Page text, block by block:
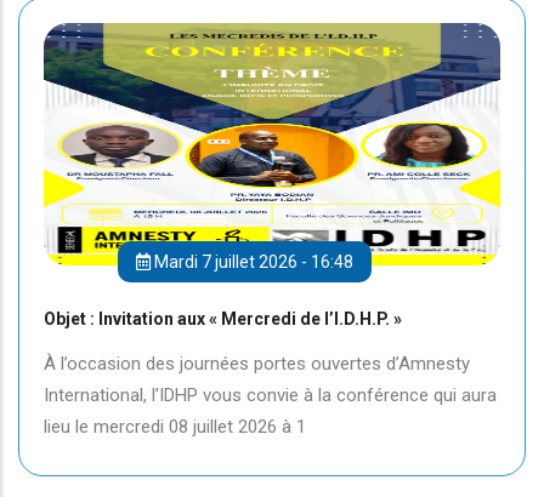
Mardi 7 juillet 2026 - 16:48
Objet : Invitation aux « Mercredi de l’I.D.H.P. »
À l’occasion des journées portes ouvertes d’Amnesty
International, l’IDHP vous convie à la conférence qui aura
lieu le mercredi 08 juillet 2026 à 1